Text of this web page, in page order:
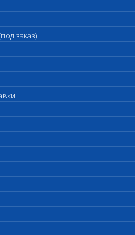
заказ)